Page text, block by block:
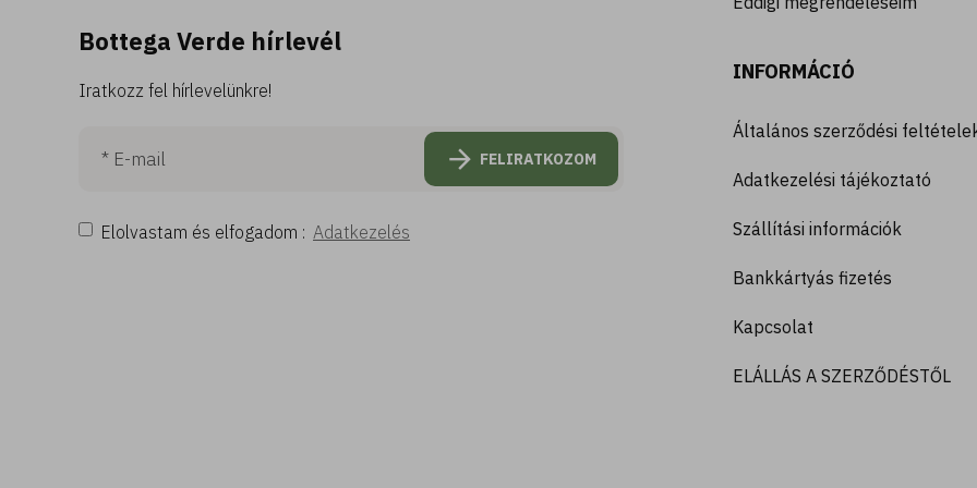
Bottega Verde hírlevél
Iratkozz fel hírlevelünkre!
FELIRATKOZOM
Elolvastam és elfogadom : Adatkezelés
INFORMÁCIÓ
Általános szerződési
Adatkezelési tájékoztató
Szállítási információk
Bankkártyás fizetés
Kapcsolat
ELÁLLÁS A SZERZŐDÉSTŐL